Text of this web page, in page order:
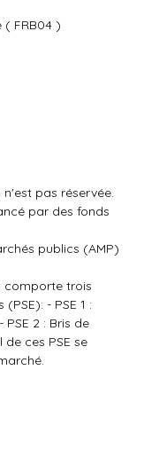
( FRB04 )
pas réservée.
par des fonds
publics (AMP)
comporte trois
- PSE 1 :
2 : Bris de
ces PSE se